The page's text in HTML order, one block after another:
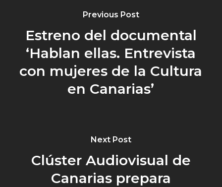
Previous Post
Estreno del documental
‘Hablan ellas. Entrevista
con mujeres de la Cultura
en Canarias’
Next Post
Clúster Audiovisual de
Canarias prepara